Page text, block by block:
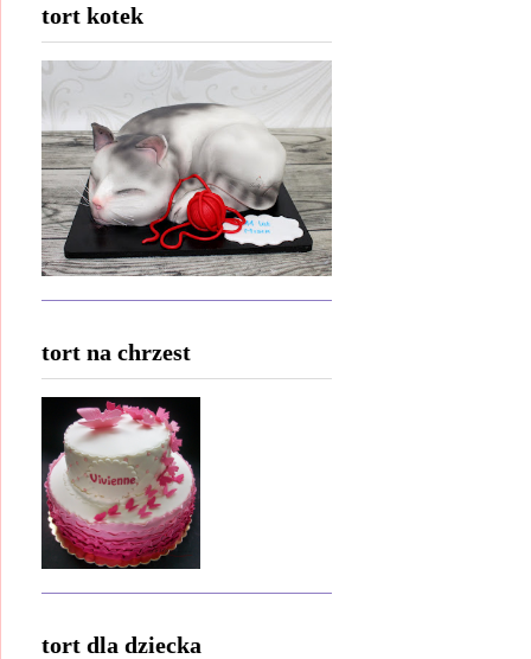
tort kotek
tort na chrzest
tort dla dziecka